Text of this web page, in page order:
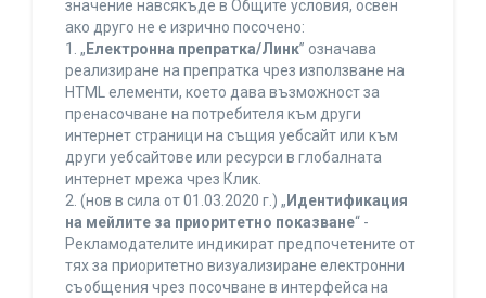
значение навсякъде в Общите условия, освен
ако друго не е изрично посочено:
1. „ Електронна препратка/Линк” означава
реализиране на препратка чрез използване на
HTML елементи, което дава възможност за
пренасочване на потребителя към други
интернет страници на същия уебсайт или към
други уебсайтове или ресурси в глобалната
интернет мрежа чрез Клик.
2. (нов в сила от 01.03.2020 г.) „ Идентификация
на мейлите за приоритетно показване“ -
Рекламодателите индикират предпочетените от
тях за приоритетно визуализиране електронни
съобщения чрез посочване в интерфейса на